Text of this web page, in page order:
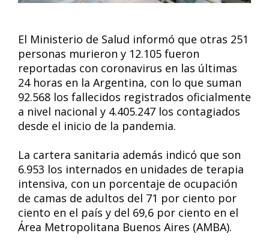
El Ministerio de Salud informó que otras 251
personas murieron y 12.105 fueron
reportadas con coronavirus en las últimas
24 horas en la Argentina, con lo que suman
92.568 los fallecidos registrados oficialmente
a nivel nacional y 4.405.247 los contagiados
desde el inicio de la pandemia.
La cartera sanitaria además indicó que son
6.953 los internados en unidades de terapia
intensiva, con un porcentaje de ocupación
de camas de adultos del 71 por ciento por
ciento en el país y del 69,6 por ciento en el
Área Metropolitana Buenos Aires (AMBA).